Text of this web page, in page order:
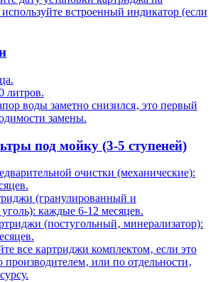
встроенный индикатор (если
литров.
воды заметно снизился‚ это первый
замены.
под мойку (3-5 ступеней)
очистки (механические):
(гранулированный и
каждые 6-12 месяцев.
(постугольный‚ минерализатор):
все картриджи комплектом‚ если это
производителем‚ или по отдельности‚